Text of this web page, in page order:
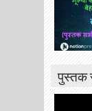
पुस्तक